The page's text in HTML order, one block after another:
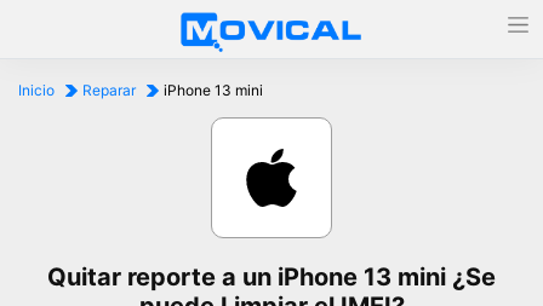
Inicio Reparar iPhone 13 mini
Quitar reporte a un iPhone 13 mini ¿Se